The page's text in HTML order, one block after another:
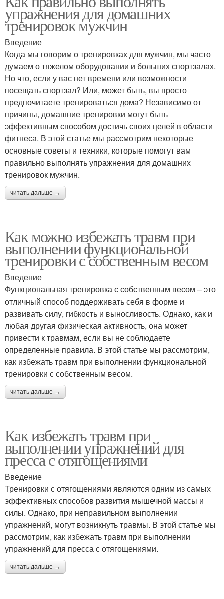
упражнения для домашних
тренировок мужчин
Введение
Когда мы говорим о тренировках для мужчин, мы часто
думаем о тяжелом оборудовании и больших спортзалах.
Но что, если у вас нет времени или возможности
посещать спортзал? Или, может быть, вы просто
предпочитаете тренироваться дома? Независимо от
причины, домашние тренировки могут быть
эффективным способом достичь своих целей в области
фитнеса. В этой статье мы рассмотрим некоторые
основные советы и техники, которые помогут вам
правильно выполнять упражнения для домашних
тренировок мужчин.
читать дальше →
Как можно избежать травм при
выполнении функциональной
тренировки с собственным весом
Введение
Функциональная тренировка с собственным весом – это
отличный способ поддерживать себя в форме и
развивать силу, гибкость и выносливость. Однако, как и
любая другая физическая активность, она может
привести к травмам, если вы не соблюдаете
определенные правила. В этой статье мы рассмотрим,
как избежать травм при выполнении функциональной
тренировки с собственным весом.
читать дальше →
Как избежать травм при
выполнении упражнений для
пресса с отягощениями
Введение
Тренировки с отягощениями являются одним из самых
эффективных способов развития мышечной массы и
силы. Однако, при неправильном выполнении
упражнений, могут возникнуть травмы. В этой статье мы
рассмотрим, как избежать травм при выполнении
упражнений для пресса с отягощениями.
читать дальше →